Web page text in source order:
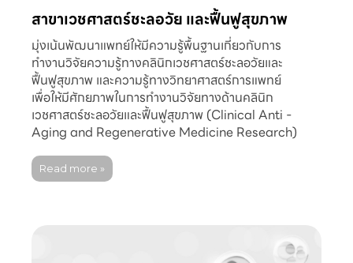
สาขาเวชศาสตร์ชะลอวัย และฟื้นฟูสุขภาพ
มุ่งเน้นพัฒนาแพทย์ให้มีความรู้พื้นฐานเกี่ยวกับการ
ทำงานวิจัยความรู้ทางคลินิกเวชศาสตร์ชะลอวัยและ
ฟื้นฟูสุขภาพ และความรู้ทางวิทยาศาสตร์การแพทย์
เพื่อให้มีศักยภาพในการทำงานวิจัยทางด้านคลินิก
เวชศาสตร์ชะลอวัยและฟื้นฟูสุขภาพ (Clinical Anti -
Aging and Regenerative Medicine Research)
Read more »